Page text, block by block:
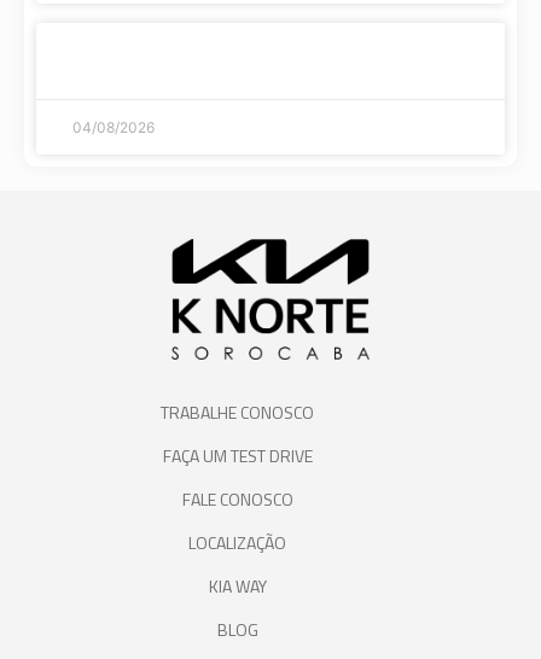
04/08/2026
TRABALHE CONOSCO
FAÇA UM TEST DRIVE
FALE CONOSCO
LOCALIZAÇÃO
KIA WAY
BLOG